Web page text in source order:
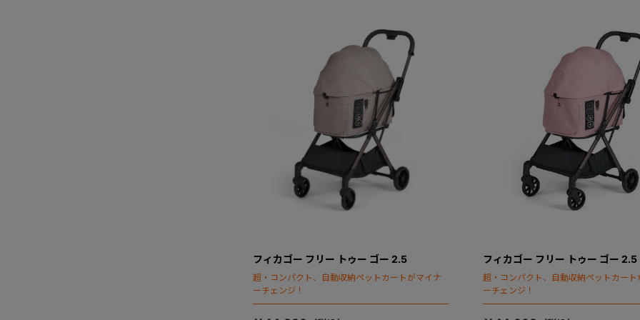
フィカゴー フリー トゥー ゴー 2.5
超・コンパクト、自動収納ペットカートがマイナ
ーチェンジ！
フィカゴー フリー トゥー ゴー 2.5
超・コンパクト、自動収納ペットカート
ーチェンジ！